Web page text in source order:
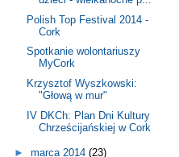
Polish Top Festival 2014 -
Cork
Spotkanie wolontariuszy
MyCork
Krzysztof Wyszkowski:
"Głową w mur"
IV DKCh: Plan Dni Kultury
Chrześcijańskiej w Cork
► marca 2014 (23)